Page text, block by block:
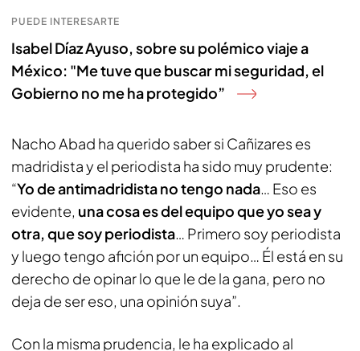
PUEDE INTERESARTE
Isabel Díaz Ayuso, sobre su polémico viaje a
México: "Me tuve que buscar mi seguridad, el
Gobierno no me ha protegido”
Nacho Abad ha querido saber si Cañizares es
madridista y el periodista ha sido muy prudente:
“Yo de antimadridista no tengo nada… Eso es
evidente, una cosa es del equipo que yo sea y
otra, que soy periodista… Primero soy periodista
y luego tengo afición por un equipo… Él está en su
derecho de opinar lo que le de la gana, pero no
deja de ser eso, una opinión suya”.
Con la misma prudencia, le ha explicado al